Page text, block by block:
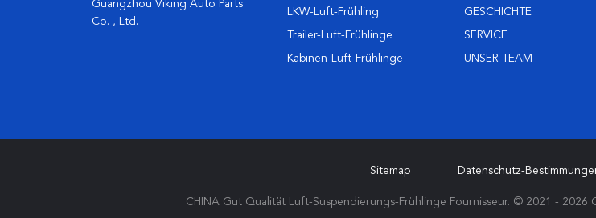
Guangzhou Viking Auto Parts
Co. , Ltd.
LKW-Luft-Frühling
Trailer-Luft-Frühlinge
Kabinen-Luft-Frühlinge
GESCHICHTE
SERVICE
UNSER TEAM
Sitemap Datenschutz-
CHINA Gut Qualität Luft-Suspendierungs-Frühlinge Fournisseur. © 2021 - 2026